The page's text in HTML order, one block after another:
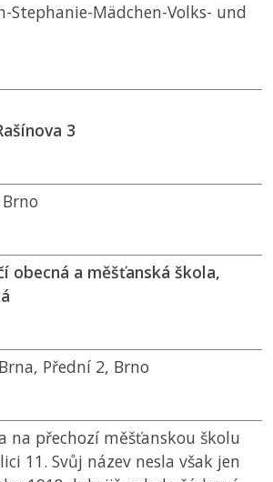
Stephanie-Mädchen-Volks- und
3
obecná a měšťanská škola,
Přední 2, Brno
na přechozí měšťanskou školu
11. Svůj název nesla však jen